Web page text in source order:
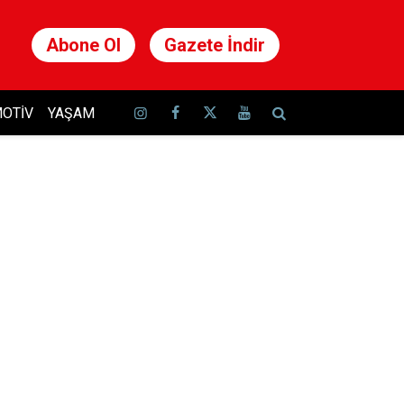
Abone Ol Gazete İndir
YAŞAM